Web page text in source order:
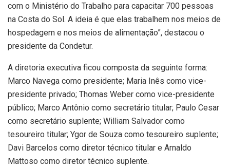
com o Ministério do Trabalho para capacitar 700 pessoas
na Costa do Sol. A ideia é que elas trabalhem nos meios de
hospedagem e nos meios de alimentação”, destacou o
presidente da Condetur.
A diretoria executiva ficou composta da seguinte forma:
Marco Navega como presidente; Maria Inês como vice-
presidente privado; Thomas Weber como vice-presidente
público; Marco Antônio como secretário titular; Paulo Cesar
como secretário suplente; William Salvador como
tesoureiro titular; Ygor de Souza como tesoureiro suplente;
Davi Barcelos como diretor técnico titular e Arnaldo
Mattoso como diretor técnico suplente.